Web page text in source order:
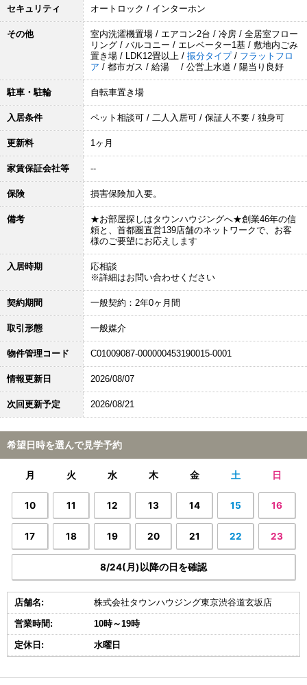
セキュリティ オートロック / インターホン
その他
室内洗濯機置場 / エアコン2台 / 冷房 / 全居室フロー
リング / バルコニー / エレベーター1基 / 敷地内ごみ
置き場 / LDK12畳以上 / 振分タイプ / フラットフロ
ア / 都市ガス / 給湯 / 公営上水道 / 陽当り良好
駐車・駐輪 自転車置き場
入居条件 ペット相談可 / 二人入居可 / 保証人不要 / 独身可
更新料 1ヶ月
家賃保証会社等 --
保険 損害保険加入要。
備考
★お部屋探しはタウンハウジングへ★創業46年の信
頼と、首都圏直営139店舗のネットワークで、お客
様のご要望にお応えします
入居時期
応相談
※詳細はお問い合わせください
契約期間 一般契約：2年0ヶ月間
取引形態 一般媒介
物件管理コード C01009087-000000453190015-0001
情報更新日 2026/08/07
次回更新予定 2026/08/21
希望日時を選んで見学予約
月 火 水 木 金 土 日
10 11 12 13 14 15 16
17 18 19 20 21 22 23
8/24(月)以降の日を確認
店舗名: 株式会社タウンハウジング東京渋谷道玄坂店
営業時間: 10時～19時
定休日: 水曜日